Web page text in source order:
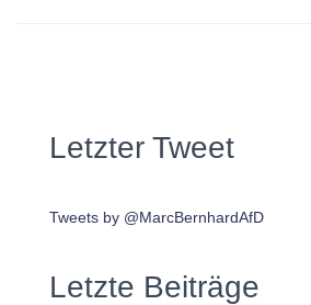
Letzter Tweet
Tweets by @MarcBernhardAfD
Letzte Beiträge